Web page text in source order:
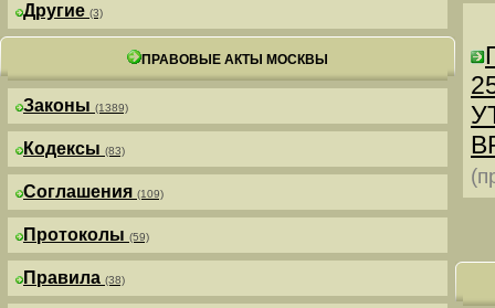
Другие (3)
ПРАВОВЫЕ АКТЫ МОСКВЫ
Законы (1389)
Кодексы (83)
Соглашения (109)
Протоколы (59)
Правила (38)